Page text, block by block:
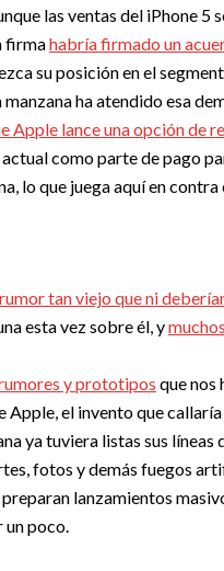
las ventas del iPhone 5
firmahabría firmado un
su posición en el
ha atendido esa
Apple lance una opción de
como parte de pago
lo que juega aquí en
rumor tan viejo que ni
esta vez sobre él, ymuchos
y prototipos que nos
el invento que
ya tuviera listas sus
fotos y demás fuegos
lanzamientos
un poco.